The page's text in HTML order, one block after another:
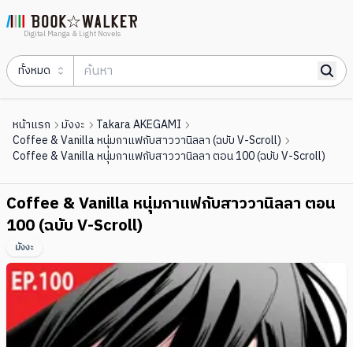
Digital Manga & Light Novels
ทั้งหมด
หน้าแรก มังงะ
Takara AKEGAMI
Coffee & Vanilla หนุ่มกาแฟกับสาววานิลลา (ฉบับ V-Scroll)
Coffee & Vanilla หนุ่มกาแฟกับสาววานิลลา ตอน 100 (ฉบับ V-Scroll)
Coffee & Vanilla หนุ่มกาแฟกับสาววานิลลา ตอน
100 (ฉบับ V-Scroll)
มังงะ